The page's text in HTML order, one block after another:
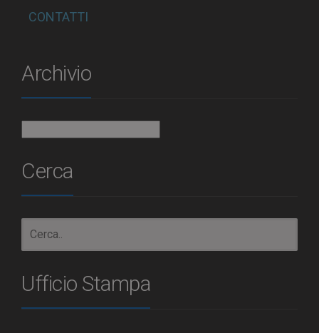
CONTATTI
Archivio
Cerca
Ufficio Stampa